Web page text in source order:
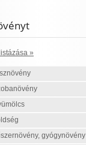
»
gyógynövény